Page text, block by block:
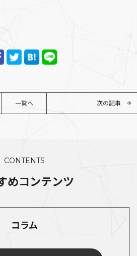
一覧へ 次の記事
CONTENTS
めコンテンツ
コラム